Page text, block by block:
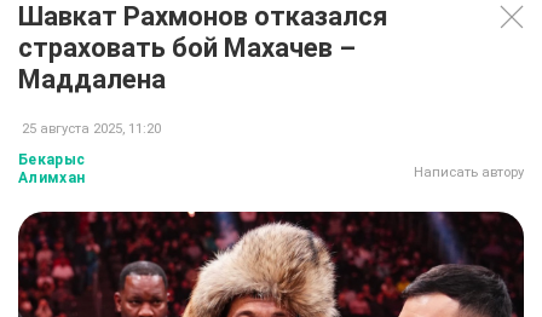
Шавкат Рахмонов отказался
страховать бой Махачев –
Маддалена
25 августа 2025, 11:20
Бекарыс
Алимхан
Написать автору